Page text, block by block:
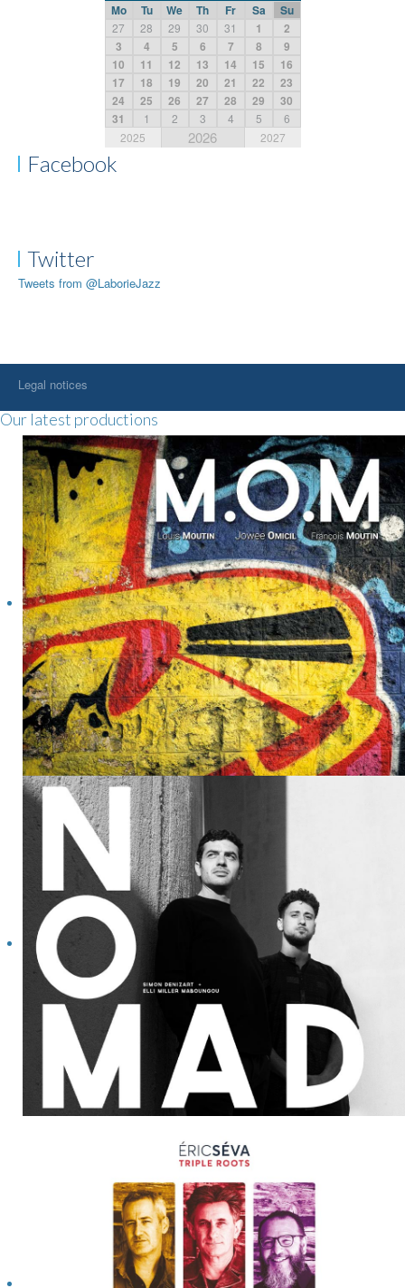
Mo Tu We Th Fr Sa Su
27 28 29 30 31 1
2
3
4 5 6 7 8
9
10
11 12 13 14 15
16
17
18 19 20 21 22
23
24
25 26 27 28 29
30
31
1 2 3 4 5
6
2025
2026 2027
Facebook
Twitter
Tweets from @LaborieJazz
Legal notices
Our latest productions